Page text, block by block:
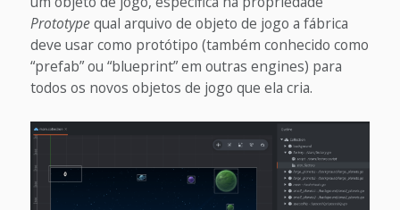
Prototypequal arquivo de objeto de jogo a fábrica
deve usar como protótipo (também conhecido como
“prefab” ou “blueprint” em outras engines) para
todos os novos objetos de jogo que ela cria.